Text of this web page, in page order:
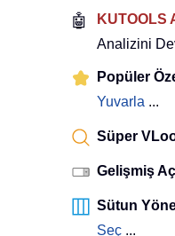
🤖 KUTOOLS
Analizini
Popüler
Yuvarla ...
Süper
Gelişmiş
Sütun
Seç ...